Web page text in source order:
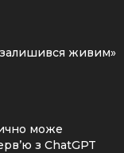
живим»
може
з ChatGPT